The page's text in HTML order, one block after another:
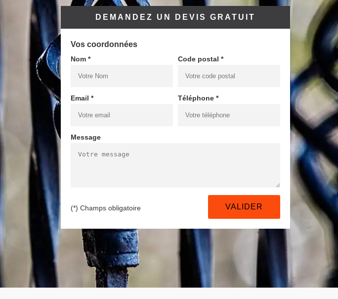
DEMANDEZ UN DEVIS GRATUIT
Vos coordonnées
Nom * Code postal *
Email * Téléphone *
Message
(*) Champs obligatoire